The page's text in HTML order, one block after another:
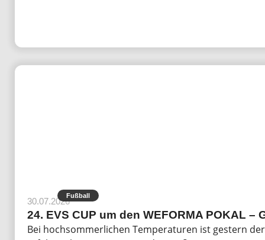
Fußball
30.07.2026
24. EVS CUP um den WEFORMA POKAL –
Bei hochsommerlichen Temperaturen ist gestern der